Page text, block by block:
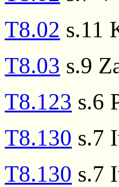
T8.02 s.11
T8.03 s.9
T8.123 s.6
T8.130 s.7
T8.130 s.7